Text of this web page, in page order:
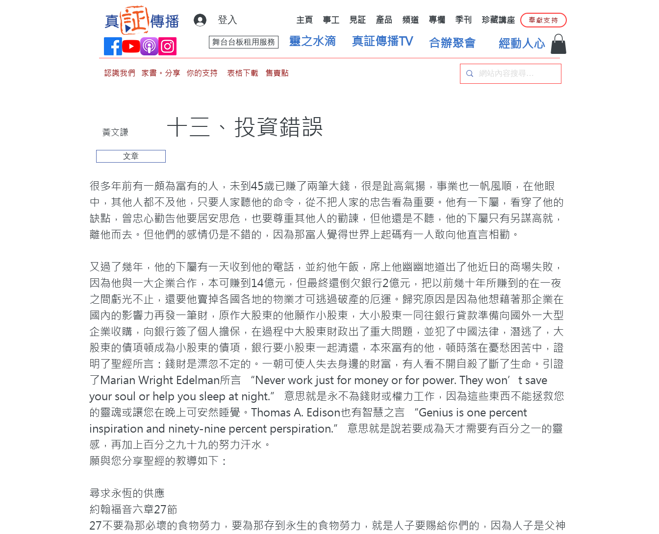
登入 主頁 事工 見証 產品 頻道 專欄 季刊 珍藏講座 奉獻支持
靈之水滴
舞台台板租用服務 真証傳播TV 合辦聚會 經動人心
認識我們 家書。分享 你的支持 表格下載 售賣點
黃文謙 十三、投資錯誤
文章
很多年前有一頗為富有的人，未到45歲已賺了兩筆大錢，很是趾高氣揚，事業也一帆風順，在他眼
中，其他人都不及他，只要人家聽他的命令，從不把人家的忠告看為重要。他有一下屬，看穿了他的
缺點，曾忠心勸告他要居安思危，也要尊重其他人的勸諫，但他還是不聽，他的下屬只有另謀高就，
離他而去。但他們的感情仍是不錯的，因為那富人覺得世界上起碼有一人敢向他直言相勸。
又過了幾年，他的下屬有一天收到他的電話，並約他午飯，席上他幽幽地道出了他近日的商場失敗，
因為他與一大企業合作，本可賺到14億元，但最終還倒欠銀行2億元，把以前幾十年所賺到的在一夜
之間虧光不止，還要他賣掉各國各地的物業才可逃過破產的厄運。歸究原因是因為他想藉著那企業在
國內的影響力再發一筆財，原作大股東的他願作小股東，大小股東一同往銀行貸款準備向國外一大型
企業收購，向銀行簽了個人擔保，在過程中大股東財政出了重大問題，並犯了中國法律，潛逃了，大
股東的債項頓成為小股東的債項，銀行要小股東一起清還，本來富有的他，頓時落在憂愁困苦中，證
明了聖經所言：錢財是漂忽不定的。一朝可使人失去身邊的財富，有人看不開自殺了斷了生命。引證
了Marian Wright Edelman所言 “Never work just for money or for power. They won’t save
your soul or help you sleep at night.” 意思就是永不為錢財或權力工作，因為這些東西不能拯救您
的靈魂或讓您在晚上可安然睡覺。Thomas A. Edison也有智慧之言 “Genius is one percent
inspiration and ninety-nine percent perspiration.” 意思就是說若要成為天才需要有百分之一的靈
感，再加上百分之九十九的努力汗水。
願與您分享聖經的教導如下：
尋求永恆的供應
約翰福音六章27節
27不要為那必壞的食物勞力，要為那存到永生的食物勞力，就是人子要賜給你們的，因為人子是父神